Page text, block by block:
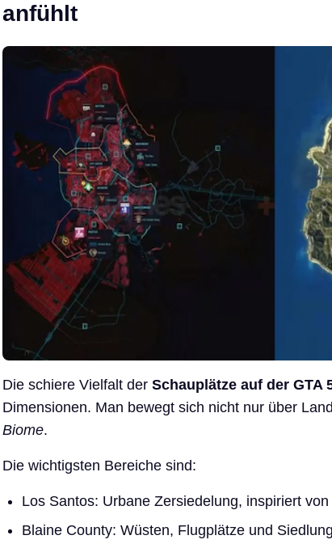
anfühlt
Die schiere Vielfalt der Schauplätze auf der GTA
Dimensionen. Man bewegt sich nicht nur über
Biome.
Die wichtigsten Bereiche sind:
Los Santos: Urbane Zersiedelung, inspiriert
Blaine County: Wüsten, Flugplätze und